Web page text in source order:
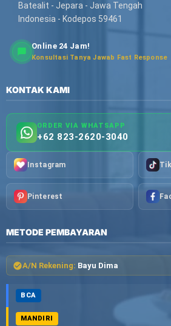
Batealit - Jepara - Jawa Tengah
Indonesia - Kodepos 59461
Online 24 Jam!
Konsultasi Tanya Jawab Fast Response
KONTAK KAMI
ORDER VIA WHATSAPP
+62 823-2620-3040
Instagram
Pinterest
METODE PEMBAYARAN
A/N Rekening: Bayu Dima
BCA
MANDIRI